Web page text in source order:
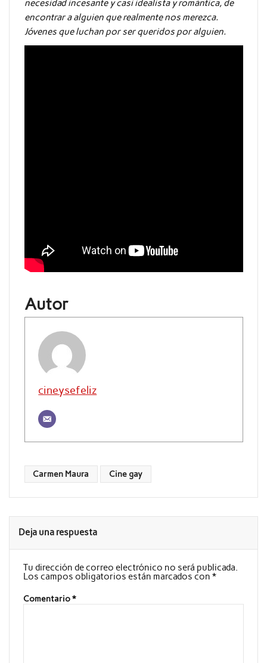
necesidad incesante y casi idealista y romántica, de
encontrar a alguien que realmente nos merezca.
Jóvenes que luchan por ser queridos por alguien.
Autor
cineysefeliz
Carmen Maura Cine gay
Deja una respuesta
Tu dirección de correo electrónico no será publicada.
Los campos obligatorios están marcados con *
Comentario*